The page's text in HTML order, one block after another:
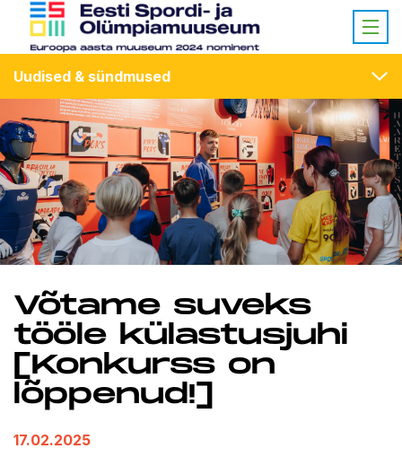
Uudised & sündmused
Võtame suveks
tööle külastusjuhi
[Konkurss on
lõppenud!]
17.02.2025